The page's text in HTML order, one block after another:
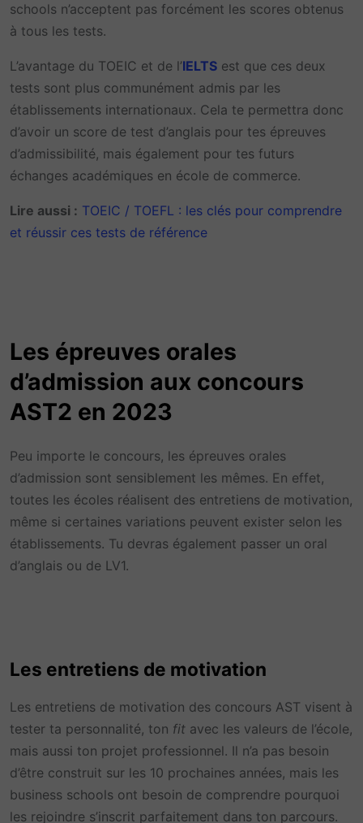
schools n’acceptent pas forcément les scores obtenus
à tous les tests.
L’avantage du TOEIC et de l’IELTS est que ces deux
tests sont plus communément admis par les
établissements internationaux. Cela te permettra donc
d’avoir un score de test d’anglais pour tes épreuves
d’admissibilité, mais également pour tes futurs
échanges académiques en école de commerce.
Lire aussi : TOEIC / TOEFL : les clés pour comprendre
et réussir ces tests de référence
Les épreuves orales
d’admission aux concours
AST2 en 2023
Peu importe le concours, les épreuves orales
d’admission sont sensiblement les mêmes. En effet,
toutes les écoles réalisent des entretiens de motivation,
même si certaines variations peuvent exister selon les
établissements. Tu devras également passer un oral
d’anglais ou de LV1.
Les entretiens de motivation
Les entretiens de motivation des concours AST visent à
tester ta personnalité, ton fit avec les valeurs de l’école,
mais aussi ton projet professionnel. Il n’a pas besoin
d’être construit sur les 10 prochaines années, mais les
business schools ont besoin de comprendre pourquoi
les rejoindre s’inscrit parfaitement dans ton parcours.